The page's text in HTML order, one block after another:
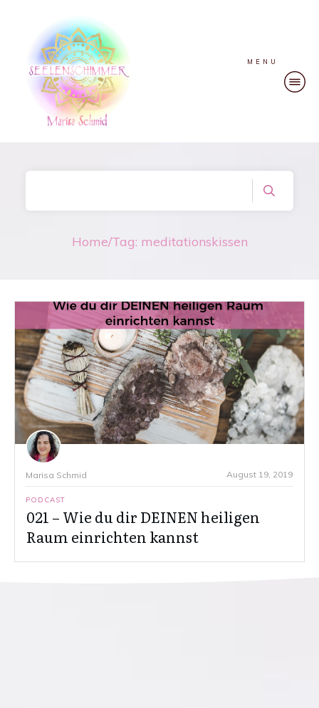
MENU
Home/Tag: meditationskissen
Marisa Schmid August 19, 2019
PODCAST
021 – Wie du dir DEINEN heiligen
Raum einrichten kannst